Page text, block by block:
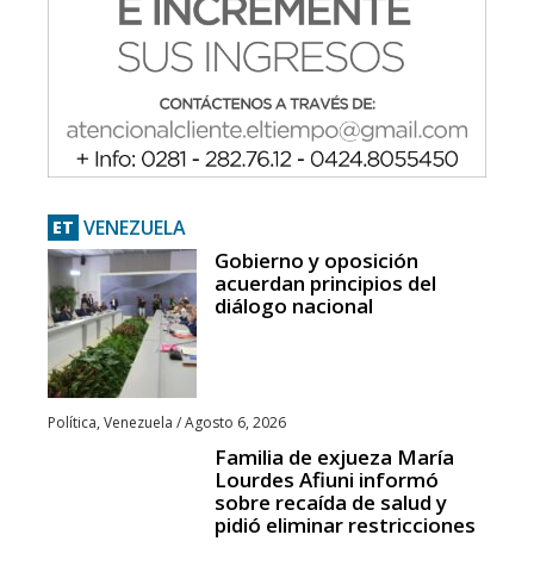
ET VENEZUELA
Gobierno y oposición
acuerdan principios del
diálogo nacional
Política, Venezuela /Agosto 6, 2026
Familia de exjueza María
Lourdes Afiuni informó
sobre recaída de salud y
pidió eliminar restricciones